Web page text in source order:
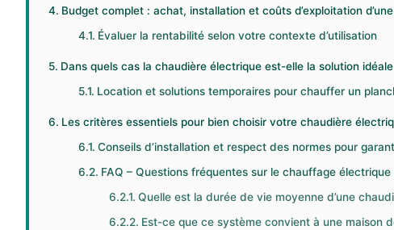
Budget complet : achat, installation et coûts d’exploitation
Évaluer la rentabilité selon votre contexte d’utilisation
Dans quels cas la chaudière électrique est-elle la solution
Location et solutions temporaires pour chauffer un
Les critères essentiels pour bien choisir votre chaudière
Conseils d’installation et respect des normes pour
FAQ – Questions fréquentes sur le chauffage
Quelle est la durée de vie moyenne d’une
Est-ce que ce système convient à une maison